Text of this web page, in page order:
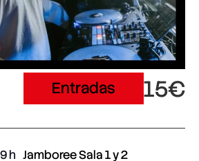
Entradas 15€
Jamboree Sala 1 y 2